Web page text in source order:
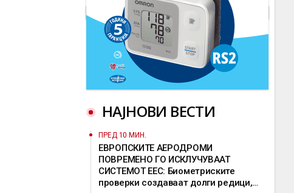
НАЈНОВИ ВЕСТИ
ПРЕД 10 МИН.
ЕВРОПСКИТЕ АЕРОДРОМИ
ПОВРЕМЕНО ГО ИСКЛУЧУВААТ
СИСТЕМОТ ЕЕС: Биометриските
проверки создаваат долги редици,